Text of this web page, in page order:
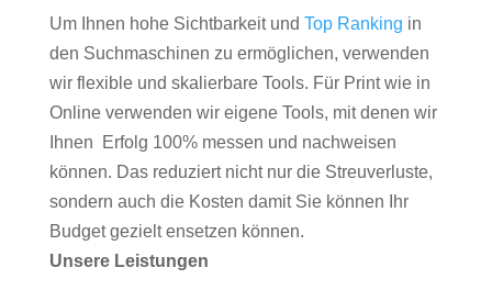
Um Ihnen hohe Sichtbarkeit und Top Ranking in
den Suchmaschinen zu ermöglichen, verwenden
wir flexible und skalierbare Tools. Für Print wie in
Online verwenden wir eigene Tools, mit denen wir
Ihnen Erfolg 100% messen und nachweisen
können. Das reduziert nicht nur die Streuverluste,
sondern auch die Kosten damit Sie können Ihr
Budget gezielt ensetzen können.
Unsere Leistungen